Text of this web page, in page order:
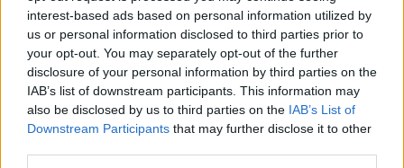
interest-based ads based on personal information utilized by
us or personal information disclosed to third parties prior to
your opt-out. You may separately opt-out of the further
disclosure of your personal information by third parties on the
IAB’s list of downstream participants. This information may
also be disclosed by us to third parties on the IAB’s List of
Downstream Participants that may further disclose it to other
48.400 Kč • příspěvek na ubytování (Jihlava, okres Jihlava)
07.08.2026 -Bosch Powertrain s.r.o. Jihlava • obsluha CNC strojů •
48.400 Kč • náborový bonus 50.000 Kč • příspěvek na ubytování
okres Jihlava)
06.08.2026 - Bosch Powertrain s.r.o. Jihlava • CNC operátor• mzda
Kč • náborový bonus 50.000 Kč • příspěvek na ubytování (Jihlava,
Jihlava)
06.08.2026 -Bosch Powertrain s.r.o. • montážní dělník • mzda 44.700
týdenní zálohy na mzdu 2.000 Kč (Jihlava, okres Jihlava)
48.400 Kč • náborový bonus 50.000 Kč • ubytování (Jihlava, okres